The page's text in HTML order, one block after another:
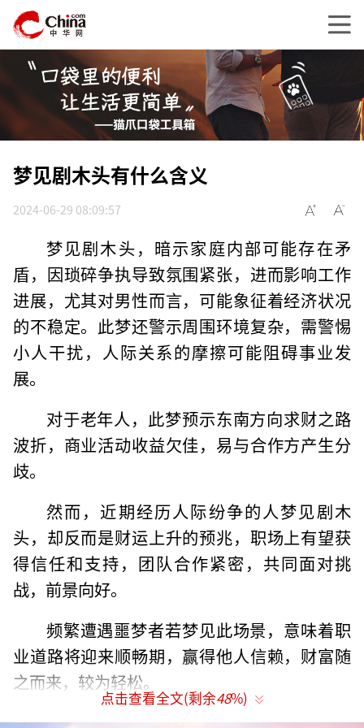
梦见剧木头有什么含义
2024-06-29 08:09:57
梦见剧木头，暗示家庭内部可能存在矛
盾，因琐碎争执导致氛围紧张，进而影响工作
进展，尤其对男性而言，可能象征着经济状况
的不稳定。此梦还警示周围环境复杂，需警惕
小人干扰，人际关系的摩擦可能阻碍事业发
展。
对于老年人，此梦预示东南方向求财之路
波折，商业活动收益欠佳，易与合作方产生分
歧。
然而，近期经历人际纷争的人梦见剧木
头，却反而是财运上升的预兆，职场上有望获
得信任和支持，团队合作紧密，共同面对挑
战，前景向好。
频繁遭遇噩梦者若梦见此场景，意味着职
业道路将迎来顺畅期，赢得他人信赖，财富随
之而来，较为轻松。
而已婚女性做此梦，象征情感生活的积极
点击查看全文(剩余48%)